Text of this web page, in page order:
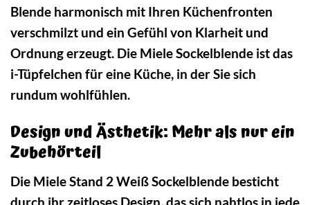
Blende harmonisch mit Ihren Küchenfronten
verschmilzt und ein Gefühl von Klarheit und
Ordnung erzeugt. Die Miele Sockelblende ist das
i-Tüpfelchen für eine Küche, in der Sie sich
rundum wohlfühlen.
Design und Ästhetik: Mehr als nur ein
Zubehörteil
Die Miele Stand 2 Weiß Sockelblende besticht
durch ihr zeitloses Design, das sich nahtlos in jede